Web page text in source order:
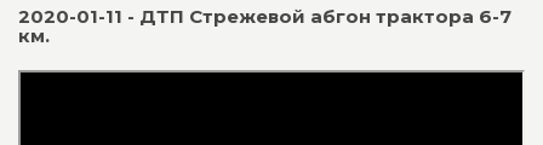
2020-01-11 - ДТП Стрежевой абгон трактора 6-7
км.